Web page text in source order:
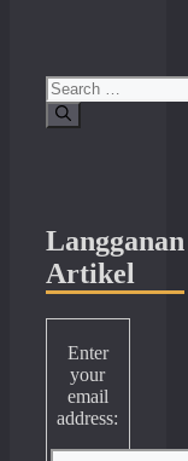
Search
for:
Langganan
Artikel
Enter
your
email
address: